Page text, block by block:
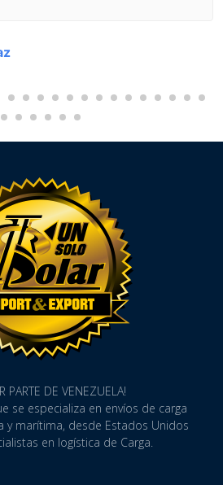
PARTE DE VENEZUELA!
se especializa en envíos de carga
y marítima, desde Estados Unidos
en logística de Carga.